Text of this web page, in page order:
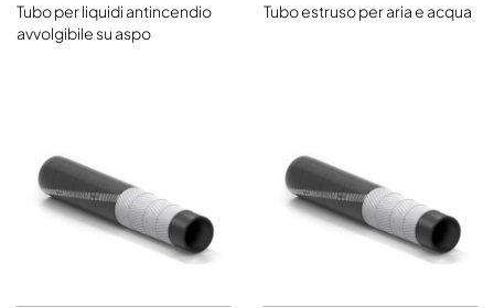
Tubo per liquidi antincendio
avvolgibile su aspo
Tubo estruso per aria e acqua